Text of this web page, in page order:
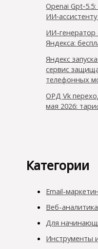
Openai
ИИ-генератор
Яндекса:
Яндекс
сервис
телефонных
ОРД Vk
мая 2026:
Категории
Email-
Веб-аналитика
Для
Инструменты